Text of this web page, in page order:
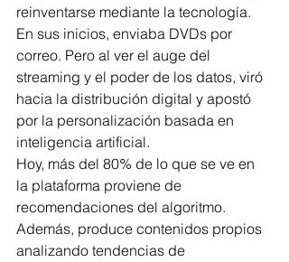
reinventarse mediante la tecnología.
En sus inicios, enviaba DVDs por
correo. Pero al ver el auge del
streaming y el poder de los datos, viró
hacia la distribución digital y apostó
por la personalización basada en
inteligencia artificial.
Hoy, más del 80% de lo que se ve en
la plataforma proviene de
recomendaciones del algoritmo.
Además, produce contenidos propios
analizando tendencias de